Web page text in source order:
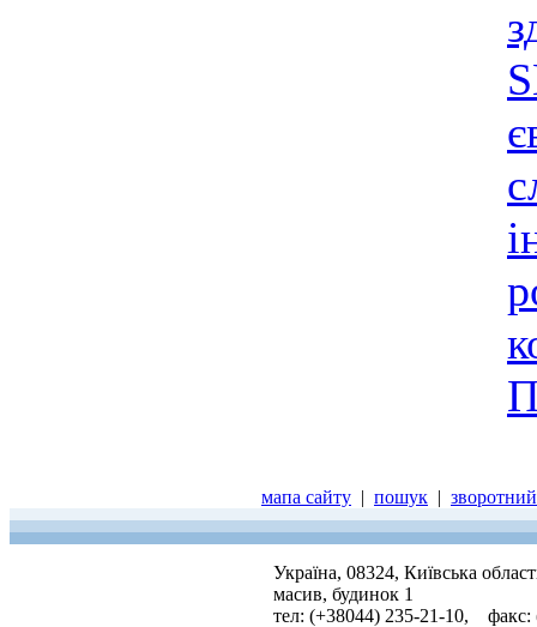
мапа сайту | пошук |
Україна, 08324, Київська
масив, будинок 1
тел: (+38044) 235-21-10, факс: